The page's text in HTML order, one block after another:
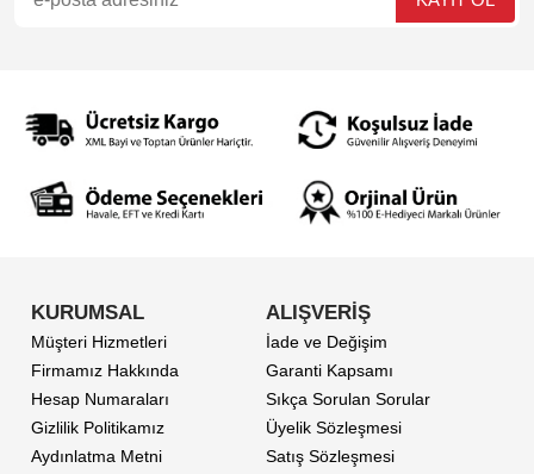
KURUMSAL
Müşteri Hizmetleri
Firmamız Hakkında
Hesap Numaraları
Gizlilik Politikamız
Aydınlatma Metni
ALIŞVERİŞ
İade ve Değişim
Garanti Kapsamı
Sıkça Sorulan Sorular
Üyelik Sözleşmesi
Satış Sözleşmesi